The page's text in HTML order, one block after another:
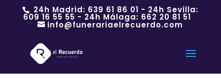
24h Madrid: 639 61 86 01 - 24h Sevilla:
609 16 55 55 - 24h Málaga: 662 20 81 51
info@funerariaelrecuerdo.com